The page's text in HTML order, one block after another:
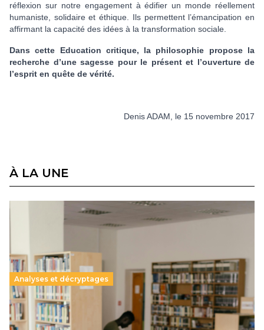
réflexion sur notre engagement à édifier un monde réellement
humaniste, solidaire et éthique. Ils permettent l’émancipation en
affirmant la capacité des idées à la transformation sociale.
Dans cette Education critique, la philosophie propose la
recherche d’une sagesse pour le présent et l’ouverture de
l’esprit en quête de vérité.
Denis ADAM, le 15 novembre 2017
À LA UNE
Analyses et décryptages
Supérieur privé : une dérive qui met à mal la
promesse républicaine